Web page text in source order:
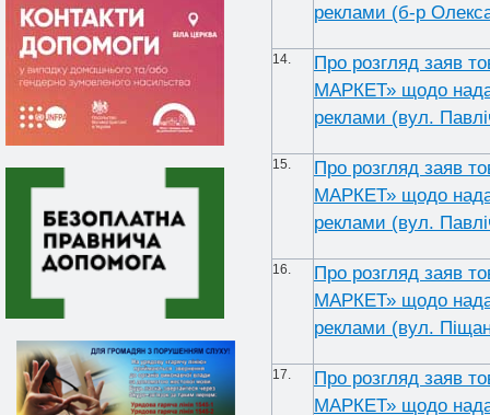
реклами (б-р
14.
Про розгляд заяв
МАРКЕТ» щодо
реклами (вул.
15.
Про розгляд заяв
МАРКЕТ» щодо
реклами (вул.
16.
Про розгляд заяв
МАРКЕТ» щодо
реклами (вул.
17.
Про розгляд заяв
МАРКЕТ» щодо